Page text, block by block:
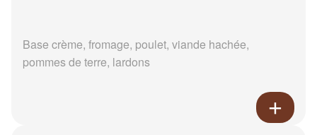
Base crème, fromage, poulet, viande hachée,
pommes de terre, lardons